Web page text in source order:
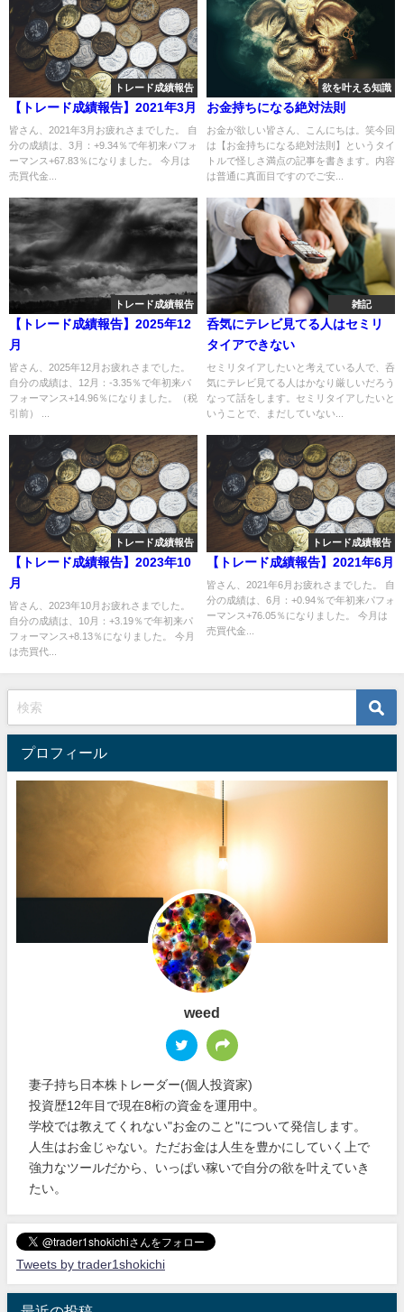
トレード成績報告
【トレード成績報告】2021年3月
皆さん、2021年3月お疲れさまでした。 自
分の成績は、3月：+9.34％で年初来パフォ
ーマンス+67.83％になりました。 今月は
売買代金...
欲を叶える知識
お金持ちになる絶対法則
お金が欲しい皆さん、こんにちは。笑今回
は【お金持ちになる絶対法則】というタイ
トルで怪しさ満点の記事を書きます。内容
は普通に真面目ですのでご安...
トレード成績報告
【トレード成績報告】2025年12
月
皆さん、2025年12月お疲れさまでした。
自分の成績は、12月：-3.35％で年初来パ
フォーマンス+14.96％になりました。（税
引前） ...
雑記
呑気にテレビ見てる人はセミリ
タイアできない
セミリタイアしたいと考えている人で、呑
気にテレビ見てる人はかなり厳しいだろう
なって話をします。セミリタイアしたいと
いうことで、まだしていない...
トレード成績報告
【トレード成績報告】2023年10
月
皆さん、2023年10月お疲れさまでした。
自分の成績は、10月：+3.19％で年初来パ
フォーマンス+8.13％になりました。 今月
は売買代...
トレード成績報告
【トレード成績報告】2021年6月
皆さん、2021年6月お疲れさまでした。 自
分の成績は、6月：+0.94％で年初来パフォ
ーマンス+76.05％になりました。 今月は
売買代金...
プロフィール
weed
妻子持ち日本株トレーダー(個人投資家)
投資歴12年目で現在8桁の資金を運用中。
学校では教えてくれない"お金のこと"について発信します。
人生はお金じゃない。ただお金は人生を豊かにしていく上で
強力なツールだから、いっぱい稼いで自分の欲を叶えていき
たい。
Tweets by trader1shokichi